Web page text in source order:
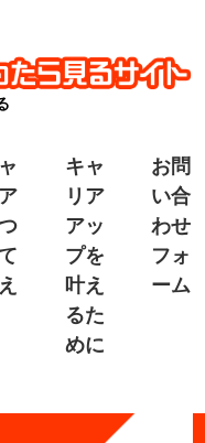
キャ
リア
アッ
プを
叶え
るた
めに
お問
い合
わせ
フォ
ーム